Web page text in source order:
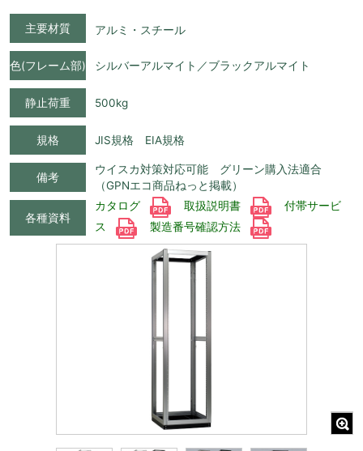
主要材質 アルミ・スチール
色(フレーム部) シルバーアルマイト／ブラックアルマイト
静止荷重 500kg
規格 JIS規格 EIA規格
備考
ウイスカ対策対応可能 グリーン購入法適合
（GPNエコ商品ねっと掲載）
各種資料
カタログ 取扱説明書
付帯サービ
ス
製造番号確認方法